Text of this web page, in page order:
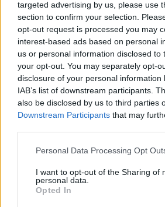
targeted advertising by us, please use
section to confirm your selection.
opt-out request is processed you may
interest-based ads based on personal
us or personal information disclosed to
your opt-out. You may separately opt-
disclosure of your personal information
IAB’s list of downstream participants.
also be disclosed by us to third parties
Downstream Participants that may
Personal Data Processing Opt
I want to opt-out of the Sharing of
personal data.
Opted In
Ilmoita virheestä· Tietoa meistä ·